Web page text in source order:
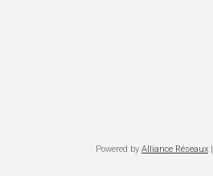
Powered by Alliance Réseaux |